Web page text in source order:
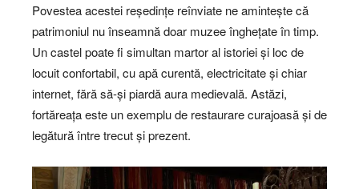
Povestea acestei reședințe reînviate ne amintește că
patrimoniul nu înseamnă doar muzee înghețate în timp.
Un castel poate fi simultan martor al istoriei și loc de
locuit confortabil, cu apă curentă, electricitate și chiar
internet, fără să-și piardă aura medievală. Astăzi,
fortăreața este un exemplu de restaurare curajoasă și de
legătură între trecut și prezent.